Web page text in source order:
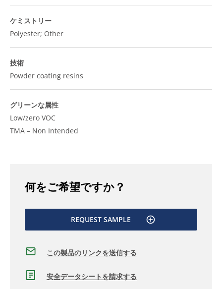
ケミストリー
Polyester; Other
技術
Powder coating resins
グリーンな属性
Low/zero VOC
TMA – Non Intended
何をご希望ですか？
REQUEST SAMPLE
この製品のリンクを送信する
安全データシートを請求する